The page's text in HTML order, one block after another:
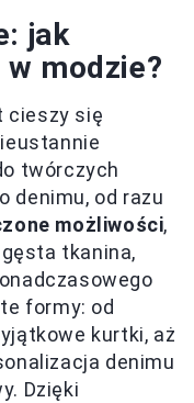
jak
modzie?
cieszy się
twórczych
denimu, od razu
możliwości,
tkanina,
formy: od
kurtki, aż
denimu
Dzięki